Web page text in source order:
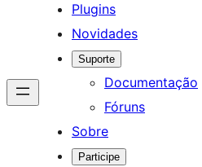
Plugins
Novidades
Suporte
Documentação
Fóruns
Sobre
Participe